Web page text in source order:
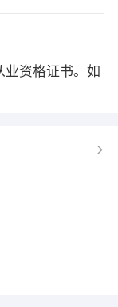
业资格证书。如